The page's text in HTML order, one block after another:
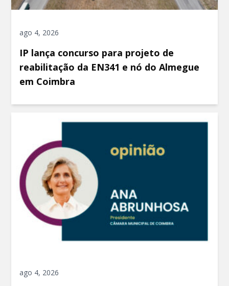
ago 4, 2026
IP lança concurso para projeto de
reabilitação da EN341 e nó do Almegue
em Coimbra
ago 4, 2026